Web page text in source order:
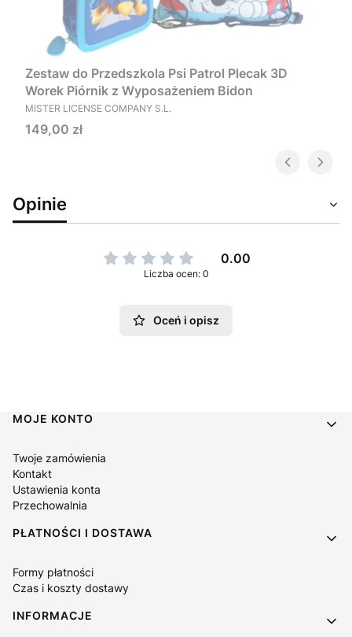
Zestaw do Przedszkola Psi Patrol Plecak 3D
Worek Piórnik z Wyposażeniem Bidon
PRODUCENT
MISTER LICENSE COMPANY S.L.
Cena
149,00 zł
Opinie
0.00
Liczba ocen: 0
Oceń i opisz
Linki w stopce
MOJE KONTO
Twoje zamówienia
Kontakt
Ustawienia konta
Przechowalnia
PŁATNOŚCI I DOSTAWA
Formy płatności
Czas i koszty dostawy
INFORMACJE